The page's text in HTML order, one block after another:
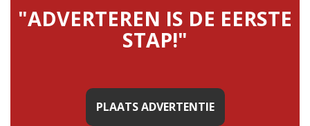
"ADVERTEREN IS DE EERSTE
STAP!"
PLAATS ADVERTENTIE